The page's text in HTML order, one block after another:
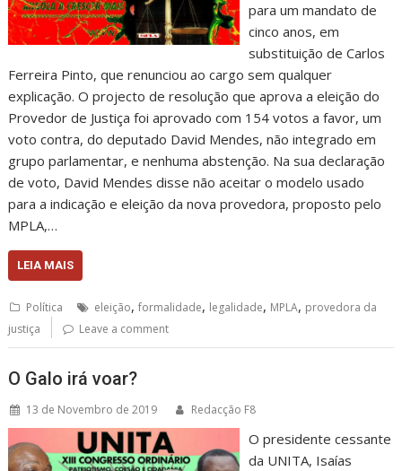
para um mandato de
cinco anos, em
substituição de Carlos
Ferreira Pinto, que renunciou ao cargo sem qualquer
explicação. O projecto de resolução que aprova a eleição do
Provedor de Justiça foi aprovado com 154 votos a favor, um
voto contra, do deputado David Mendes, não integrado em
grupo parlamentar, e nenhuma abstenção. Na sua declaração
de voto, David Mendes disse não aceitar o modelo usado
para a indicação e eleição da nova provedora, proposto pelo
MPLA,…
LEIA MAIS
Política eleição,formalidade, legalidade, MPLA, provedora da
justiça
Leave a comment
O Galo irá voar?
13 de Novembro de 2019 Redacção F8
O presidente cessante
da UNITA, Isaías